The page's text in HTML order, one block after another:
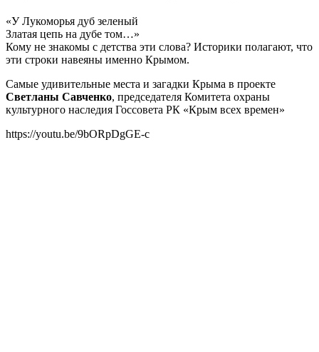
«У Лукоморья дуб зеленый
Златая цепь на дубе том…»
Кому не знакомы с детства эти слова? Историки полагают, что
эти строки навеяны именно Крымом.
Самые удивительные места и загадки Крыма в проекте
Светланы Савченко, председателя Комитета охраны
культурного наследия Госсовета РК «Крым всех времен»
https://youtu.be/9bORpDgGE-c